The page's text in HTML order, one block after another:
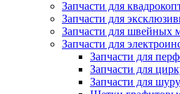
Запчасти для
Запчасти для
Запчасти для швейных
Запчасти для
Запчасти для
Запчасти для
Запчасти для